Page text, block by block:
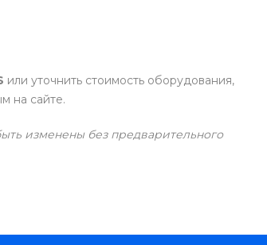
или уточнить стоимость оборудования,
на сайте.
изменены без предварительного